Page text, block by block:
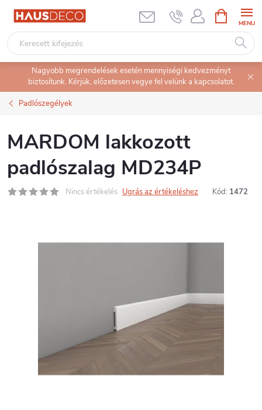
Ugrás
tartalomhoz
KOSÁR
Nagyobb megrendelések esetén mennyiségi kedvezményt
biztosítunk. Kérjük, előzetesen vegye fel velünk a kapcsolatot.
Padlószegélyek
MARDOM lakkozott
padlószalag MD234P
Nincs értékelés Ugrás az értékeléshez Kód: 1472